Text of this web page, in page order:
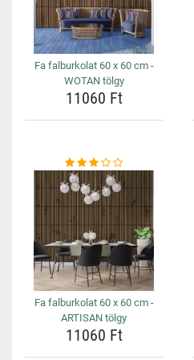
Fa falburkolat 60 x 60 cm -
WOTAN tölgy
11060 Ft
Fa falburkolat 60 x 60 cm -
ARTISAN tölgy
11060 Ft